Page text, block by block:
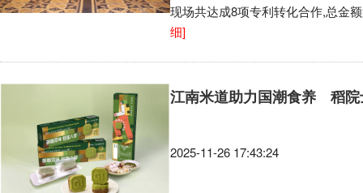
现场共达成8项专利转化合作,总金
细]
江南米道助力国潮食养 稻院
2025-11-26 17:43:24